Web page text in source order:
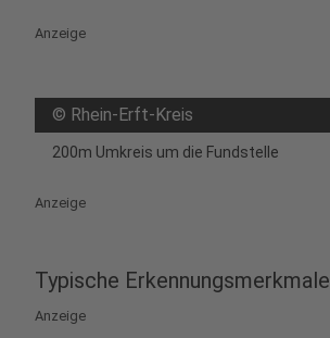
Anzeige
© Rhein-Erft-Kreis
200m Umkreis um die Fundstelle
Anzeige
Typische Erkennungsmerkmale
Anzeige